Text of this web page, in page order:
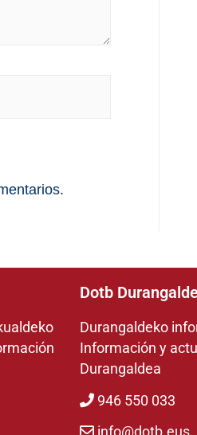
Dotb
Durangaldeko
Información y
Durangaldea
946 550 033
info@dotb.eus